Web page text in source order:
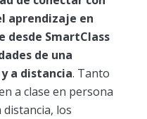
aprendizaje en
SmartClass
de una
a distancia. Tanto
a clase en persona
los